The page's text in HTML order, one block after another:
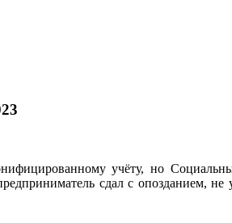
учёту, но
сдал с опозданием,